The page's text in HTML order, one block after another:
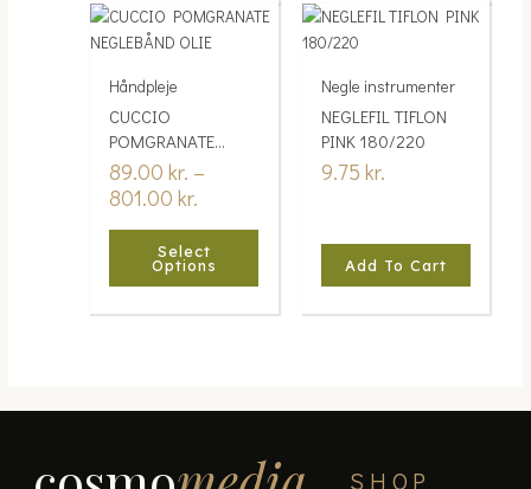
Håndpleje
CUCCIO
POMGRANATE
NEGLEBÅND OLIE
89.00kr. –
801.00kr.
Price
range:
Select
Options
This
product
multiple
variants.
The
options
may
chosen
Negle instrumenter
NEGLEFIL TIFLON
PINK 180/220
9.75 kr.
Add To Cart
SHOP